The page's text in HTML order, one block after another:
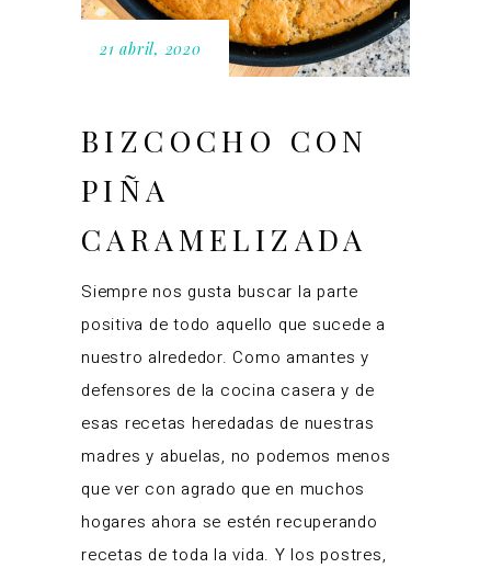
21 abril, 2020
BIZCOCHO CON
PIÑA
CARAMELIZADA
Siempre nos gusta buscar la parte
positiva de todo aquello que sucede a
nuestro alrededor. Como amantes y
defensores de la cocina casera y de
esas recetas heredadas de nuestras
madres y abuelas, no podemos menos
que ver con agrado que en muchos
hogares ahora se estén recuperando
recetas de toda la vida. Y los postres,